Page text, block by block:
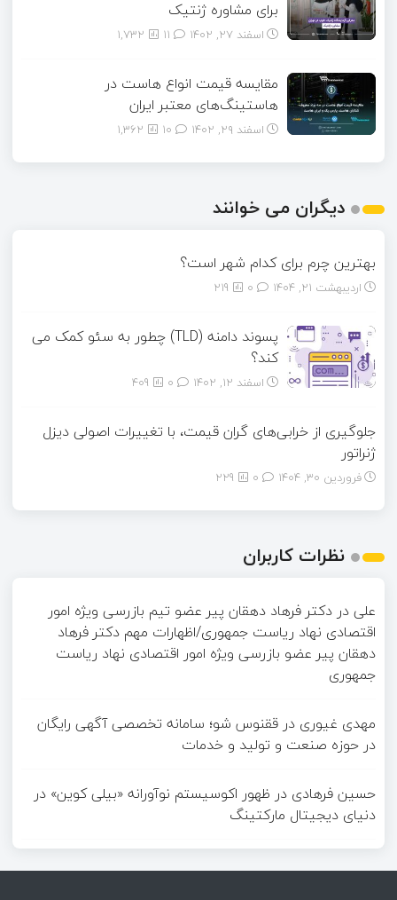
برای مشاوره ژنتیک
اسفند ۲۷, ۱۴۰۲ 1,732
مقایسه قیمت انواع هاست در
هاستینگ‌های معتبر ایران
اسفند ۲۹, ۱۴۰۲ 1,362
دیگران می خوانند
بهترین چرم برای کدام شهر است؟
اردیبهشت ۲۱, ۱۴۰۴ 219
پسوند دامنه (TLD) چطور به سئو کمک می
کند؟
اسفند ۱۲, ۱۴۰۲ 409
جلوگیری از خرابی‌های گران قیمت، با تغییرات اصولی دیزل
ژنراتور
فروردین ۳۰, ۱۴۰۴ 229
نظرات کاربران
علیدر دکتر فرهاد دهقان پیر عضو تيم بازرسی ويژه امور
اقتصادی نهاد رياست جمهوری/اظهارات مهم دکتر فرهاد
دهقان پیر عضو بازرسی ویژه امور اقتصادی نهاد ریاست
جمهوری
مهدی غیوری در ققنوس شو؛ سامانه تخصصی آگهی رایگان
در حوزه صنعت و تولید و خدمات
حسین فرهادی در ظهور اکوسیستم نوآورانه «بیلی کوین» در
دنیای دیجیتال مارکتینگ